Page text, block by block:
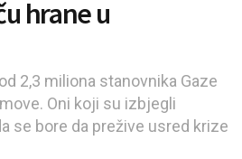
hrane u
2,3 miliona stanovnika Gaze
Oni koji su izbjegli
se bore da prežive usred krize